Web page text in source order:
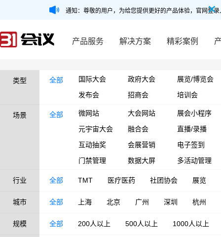
通知：尊敬的用户，为给您提供更好的产品体验，官网登
产品服务 解决方案 精彩案例
类型 全部 国际大会 政府大会
展览/博览会
发布会
招商会 培训会
场景 全部 微网站 大会网站
展会小程序
元宇宙大会
融合会
直播/录播
互动抽奖
会展营销
电子签到
门禁管理
数据大屏 多活动管理
行业 全部 TMT 医疗医药 社团协会 展览
城市 全部 上海 北京 广州 深圳 杭州
规模 全部 200人以上 500人以上 1000人以上